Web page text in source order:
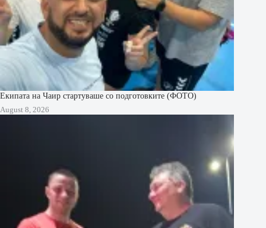
Екипата на Чаир стартуваше со подготовките (ФОТО)
August 8, 2026